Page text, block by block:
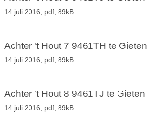
14 juli 2016, pdf, 89kB
Achter 't Hout 7 9461TH te Gieten
14 juli 2016, pdf, 89kB
Achter 't Hout 8 9461TJ te Gieten
14 juli 2016, pdf, 89kB